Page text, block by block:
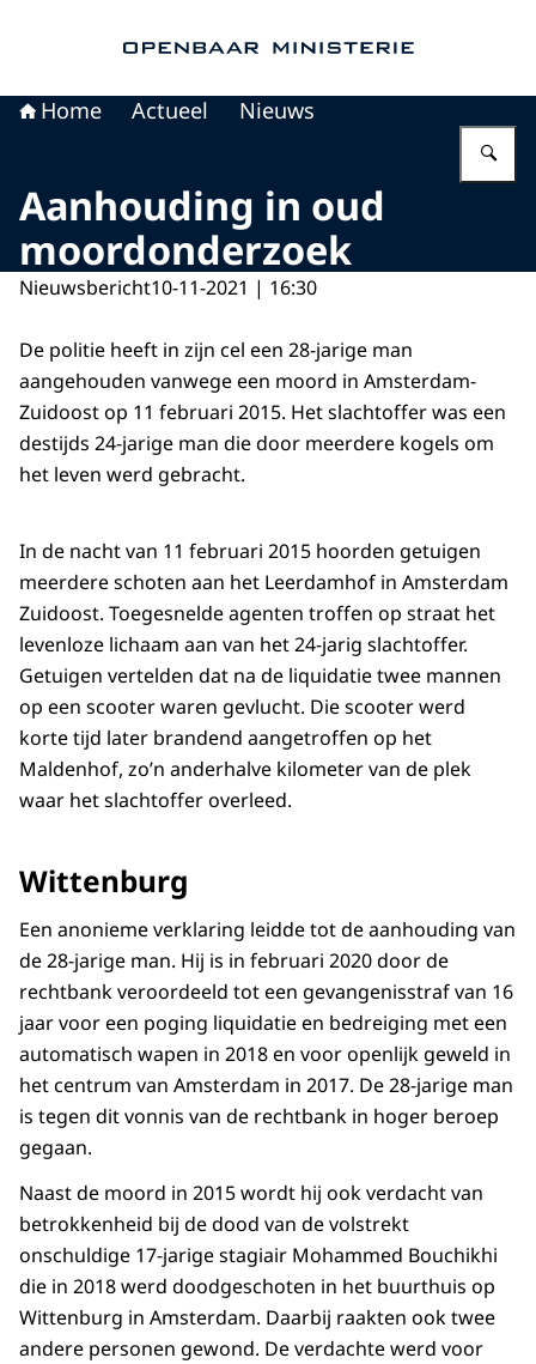
Home Actueel Nieuws
Aanhouding in oud
moordonderzoek
Nieuwsbericht10-11-2021 | 16:30
De politie heeft in zijn cel een 28-jarige man
aangehouden vanwege een moord in Amsterdam-
Zuidoost op 11 februari 2015. Het slachtoffer was een
destijds 24-jarige man die door meerdere kogels om
het leven werd gebracht.
In de nacht van 11 februari 2015 hoorden getuigen
meerdere schoten aan het Leerdamhof in Amsterdam
Zuidoost. Toegesnelde agenten troffen op straat het
levenloze lichaam aan van het 24-jarig slachtoffer.
Getuigen vertelden dat na de liquidatie twee mannen
op een scooter waren gevlucht. Die scooter werd
korte tijd later brandend aangetroffen op het
Maldenhof, zo’n anderhalve kilometer van de plek
waar het slachtoffer overleed.
Wittenburg
Een anonieme verklaring leidde tot de aanhouding van
de 28-jarige man. Hij is in februari 2020 door de
rechtbank veroordeeld tot een gevangenisstraf van 16
jaar voor een poging liquidatie en bedreiging met een
automatisch wapen in 2018 en voor openlijk geweld in
het centrum van Amsterdam in 2017. De 28-jarige man
is tegen dit vonnis van de rechtbank in hoger beroep
gegaan.
Naast de moord in 2015 wordt hij ook verdacht van
betrokkenheid bij de dood van de volstrekt
onschuldige 17-jarige stagiair Mohammed Bouchikhi
die in 2018 werd doodgeschoten in het buurthuis op
Wittenburg in Amsterdam. Daarbij raakten ook twee
andere personen gewond. De verdachte werd voor